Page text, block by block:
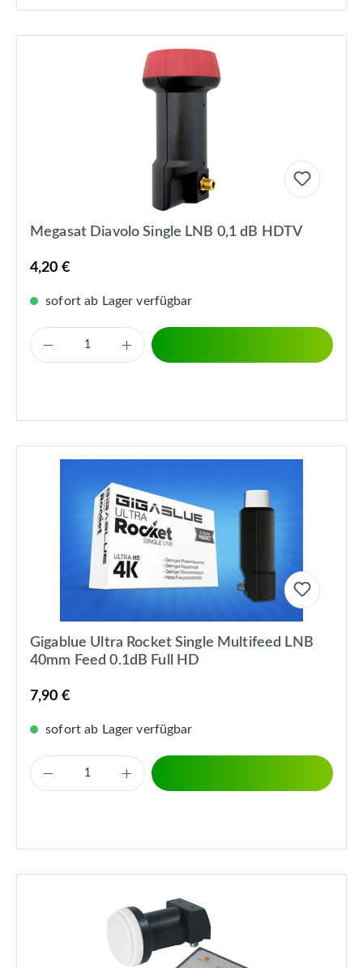
Megasat Diavolo Single LNB 0,1 dB HDTV
4,20 €
sofort ab Lager verfügbar
Gigablue Ultra Rocket Single Multifeed LNB
40mm Feed 0.1dB Full HD
7,90 €
sofort ab Lager verfügbar